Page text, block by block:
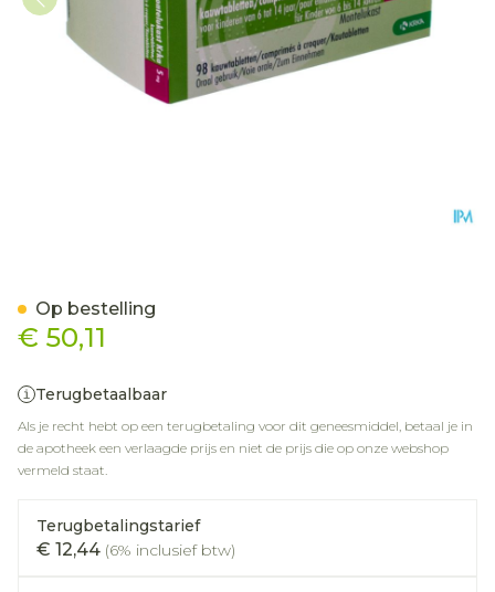
€ 50,11
Terugbetaalbaar
Als je recht hebt op een terugbetaling voor dit geneesmiddel, betaal je in
de apotheek een verlaagde prijs en niet de prijs die op onze webshop
vermeld staat.
Terugbetalingstarief
€ 12,44 (6% inclusief btw)
Op bestelling